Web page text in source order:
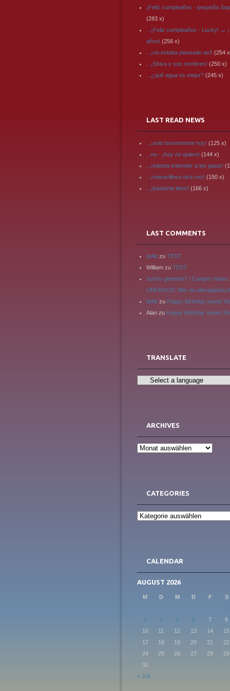
¡Feliz cumpleaños - pequeña
(283 x)
...¡Feliz cumpleaños - Lucky! →
años! (256 x)
...¡no estaba planeado así! (254
...¡Shiva y sus nombres! (250 x)
...¿qué agua es mejor? (245 x)
LAST READ NEWS
...¡solo brevemente hoy! (125 x)
...no - ¡hoy no quiero! (144 x)
...¡intenta entender a los gatos!
...¡maravilloso otra vez! (150 x)
...¡bastante lleno! (166 x)
LAST COMMENTS
belle zu TEST
William zu TEST
Schon gemerkt? | Camper News
UMFRAGE: Wer ist
belle zu Happy Birthday sweet
Alan zu Happy Birthday sweet
TRANSLATE
ARCHIVES
Archives
CATEGORIES
Categories
CALENDAR
AUGUST 2026
M D M D F S
1
3
4 5 6 7 8
10
11 12 13 14 15
17
18 19 20 21 22
24
25 26 27 28 29
31
« Juli